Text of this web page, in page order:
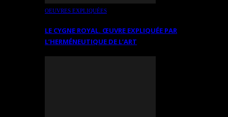
OEUVRES EXPLIQUÉES
LE CYGNE ROYAL. ŒUVRE EXPLIQUÉE PAR
L’HERMÉNEUTIQUE DE L’ART